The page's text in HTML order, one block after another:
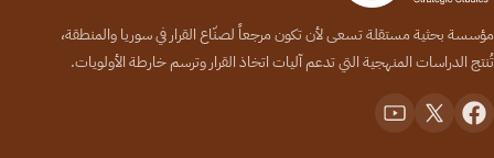
مؤسسة بحثية مستقلة تسعى لأن تكون مرجعاً لصنّاع القرار في سوريا والمنطقة،
تُنتج الدراسات المنهجية التي تدعم آليات اتخاذ القرار وترسم خارطة الأولويات.